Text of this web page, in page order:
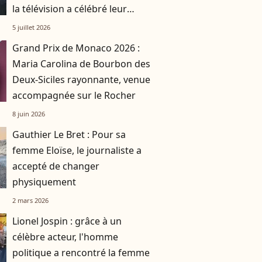
la télévision a célébré leur
union
5 juillet 2026
Grand Prix de Monaco 2026 :
Maria Carolina de Bourbon des
Deux-Siciles rayonnante, venue
accompagnée sur le Rocher
8 juin 2026
Gauthier Le Bret : Pour sa
femme Eloïse, le journaliste a
accepté de changer
physiquement
2 mars 2026
Lionel Jospin : grâce à un
célèbre acteur, l'homme
politique a rencontré la femme